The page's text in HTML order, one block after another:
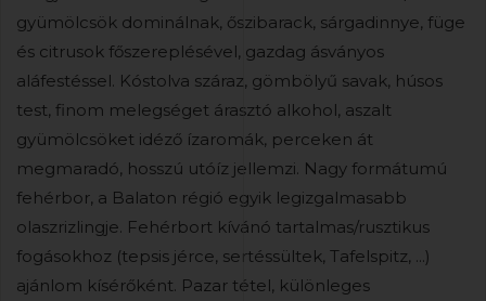
gyümölcsök dominálnak, őszibarack, sárgadinnye, füge
és citrusok főszereplésével, gazdag ásványos
aláfestéssel. Kóstolva száraz, gömbölyű savak, húsos
test, finom melegséget árasztó alkohol, aszalt
gyümölcsöket idéző ízaromák, perceken át
megmaradó, hosszú utóíz jellemzi. Nagy formátumú
fehérbor, a Balaton régió egyik legizgalmasabb
olaszrizlingje. Fehérbort kívánó tartalmas/rusztikus
fogásokhoz (tepsis jérce, sertéssültek, Tafelspitz, ...)
ajánlom kísérőként. Pazar tétel, különleges